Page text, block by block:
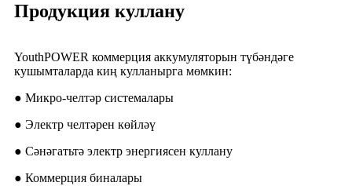
Продукция куллану
YouthPOWER коммерция аккумуляторын түбәндәге
кушымталарда киң кулланырга мөмкин:
● Микро-челтәр системалары
● Электр челтәрен көйләү
● Сәнәгатьтә электр энергиясен куллану
● Коммерция биналары